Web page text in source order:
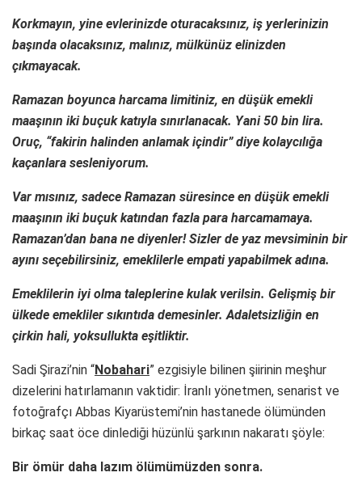
Korkmayın, yine evlerinizde oturacaksınız, iş yerlerinizin
başında olacaksınız, malınız, mülkünüz elinizden
çıkmayacak.
Ramazan boyunca harcama limitiniz, en düşük emekli
maaşının iki buçuk katıyla sınırlanacak. Yani 50 bin lira.
Oruç, “fakirin halinden anlamak içindir” diye kolaycılığa
kaçanlara sesleniyorum.
Var mısınız, sadece Ramazan süresince en düşük emekli
maaşının iki buçuk katından fazla para harcamamaya.
Ramazan’dan bana ne diyenler! Sizler de yaz mevsiminin bir
ayını seçebilirsiniz, emeklilerle empati yapabilmek adına.
Emeklilerin iyi olma taleplerine kulak verilsin. Gelişmiş bir
ülkede emekliler sıkıntıda demesinler. Adaletsizliğin en
çirkin hali, yoksullukta eşitliktir.
Sadi Şirazi’nin “Nobahari” ezgisiyle bilinen şiirinin meşhur
dizelerini hatırlamanın vaktidir: İranlı yönetmen, senarist ve
fotoğrafçı Abbas Kiyarüstemi’nin hastanede ölümünden
birkaç saat öce dinlediği hüzünlü şarkının nakaratı şöyle:
Bir ömür daha lazım ölümümüzden sonra.